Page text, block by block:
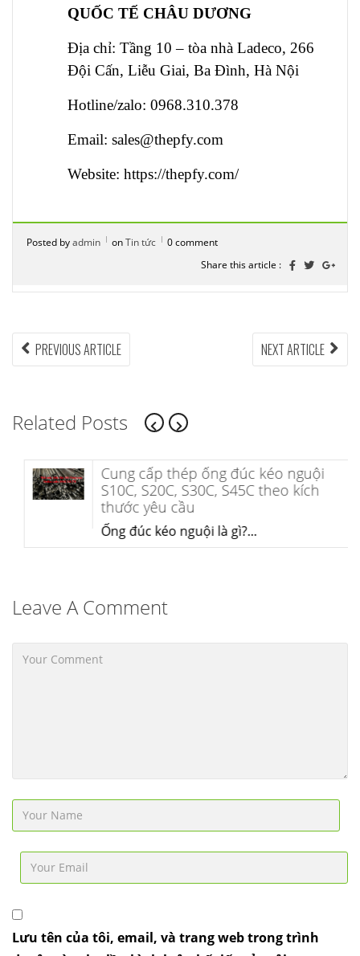
QUỐC TẾ CHÂU DƯƠNG
Địa chỉ: Tầng 10 – tòa nhà Ladeco, 266
Đội Cấn, Liễu Giai, Ba Đình, Hà Nội
Hotline/zalo: 0968.310.378
Email: sales@thepfy.com
Website: https://thepfy.com/
Posted byadmin onTin tức
0 comment
Share this article :
Điều
bài
viết
PREVIOUS ARTICLEPREVIOUS
ARTICLE:
NEXT ARTICLE
Related Posts
Cung cấp thép ống đúc kéo nguội
S10C, S20C, S30C, S45C theo kích
thước yêu cầu
Ống đúc kéo nguội là gì?...
Leave A Comment
Lưu tên của tôi, email, và trang web trong trình